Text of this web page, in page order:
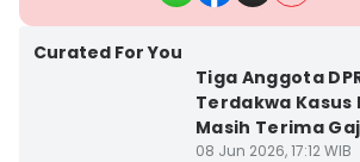
Curated For You
Tiga Anggota
Terdakwa Kasus
Masih Terima
08 Jun 2026, 17:12 WIB